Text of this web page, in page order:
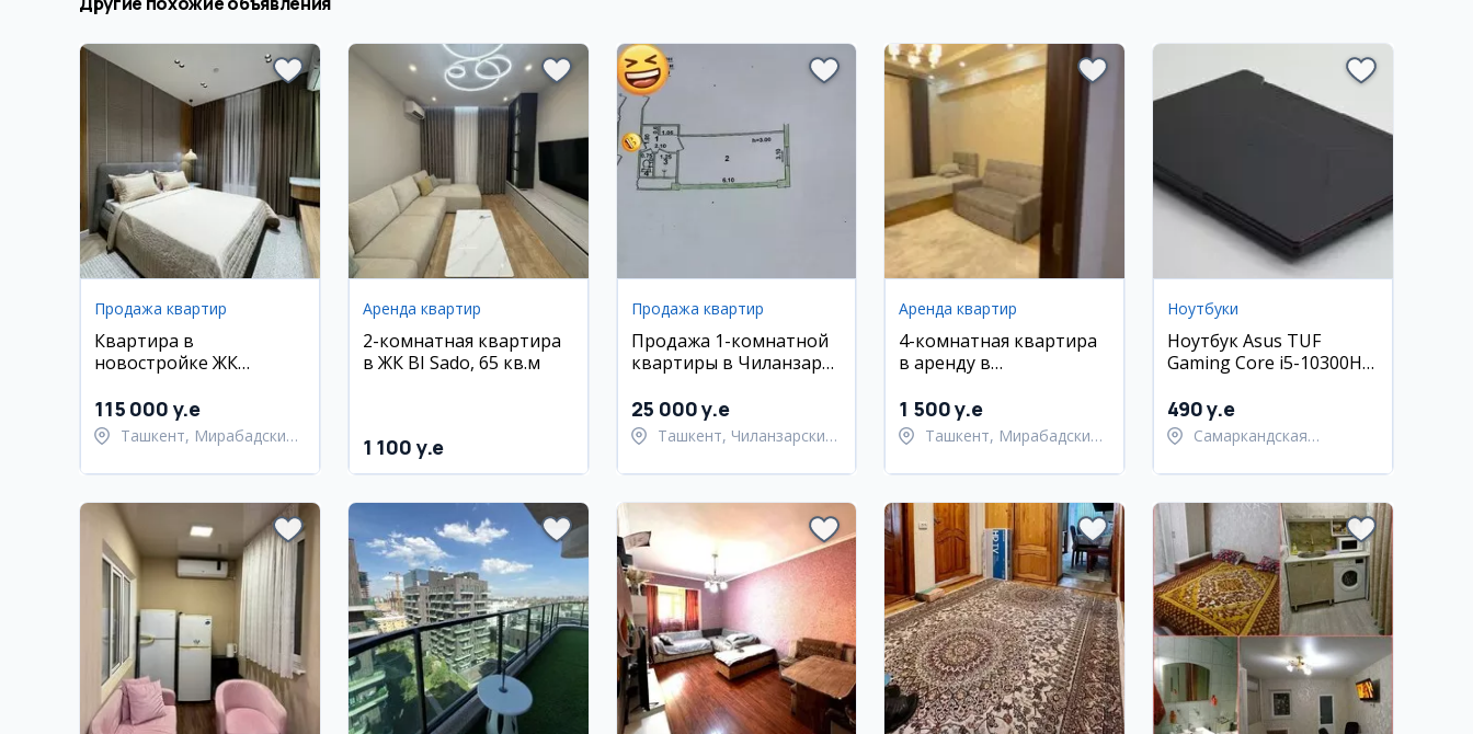
Продажа квартир
Квартира в
новостройке ЖК
м2
115 000 y.e
Ташкент, Мирабадский
Аренда квартир
2-комнатная квартира
в ЖК BI Sado, 65 кв.м
1 100 y.e
Продажа квартир
Продажа 1-комнатной
квартиры в Чиланзар
25 000 y.e
Ташкент, Чиланзарский
Аренда квартир
4-комнатная квартира
в аренду в
Габус
1 500 y.e
Ташкент, Мирабадский
Ноутбуки
Ноутбук Asus TUF
Gaming Core i5-10300H
490 y.e
Самаркандская
Самаркандский район